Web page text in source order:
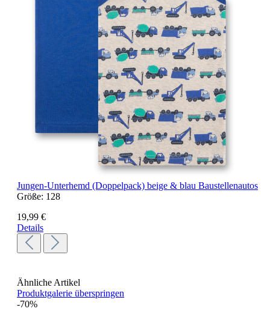
Jungen-Unterhemd (Doppelpack) beige & blau Baustellenautos
Größe: 128
19,99 €
Details
Ähnliche Artikel
Produktgalerie überspringen
-70%